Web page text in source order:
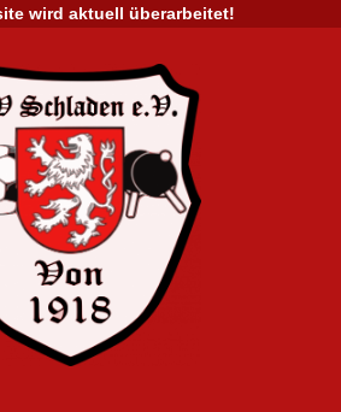
wird aktuell überarbeitet!